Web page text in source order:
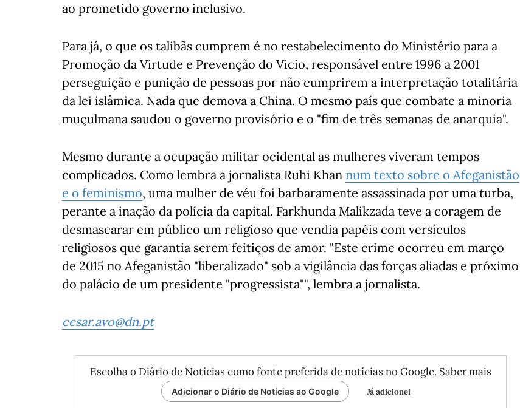
ao prometido governo inclusivo.
Para já, o que os talibãs cumprem é no restabelecimento do Ministério para a
Promoção da Virtude e Prevenção do Vício, responsável entre 1996 a 2001
perseguição e punição de pessoas por não cumprirem a interpretação totalitária
da lei islâmica. Nada que demova a China. O mesmo país que combate a minoria
muçulmana saudou o governo provisório e o "fim de três semanas de anarquia".
Mesmo durante a ocupação militar ocidental as mulheres viveram tempos
complicados. Como lembra a jornalista Ruhi Khan num texto sobre o Afeganistão
e o feminismo, uma mulher de véu foi barbaramente assassinada por uma turba,
perante a inação da polícia da capital. Farkhunda Malikzada teve a coragem de
desmascarar em público um religioso que vendia papéis com versículos
religiosos que garantia serem feitiços de amor. "Este crime ocorreu em março
de 2015 no Afeganistão "liberalizado" sob a vigilância das forças aliadas e próximo
do palácio de um presidente "progressista"", lembra a jornalista.
cesar.avo@dn.pt
Escolha o Diário de Notícias como fonte preferida de notícias no Google. Saber mais
Adicionar o Diário de Notícias ao Google Já adicionei